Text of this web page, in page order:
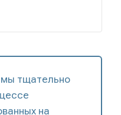
тщательно
на